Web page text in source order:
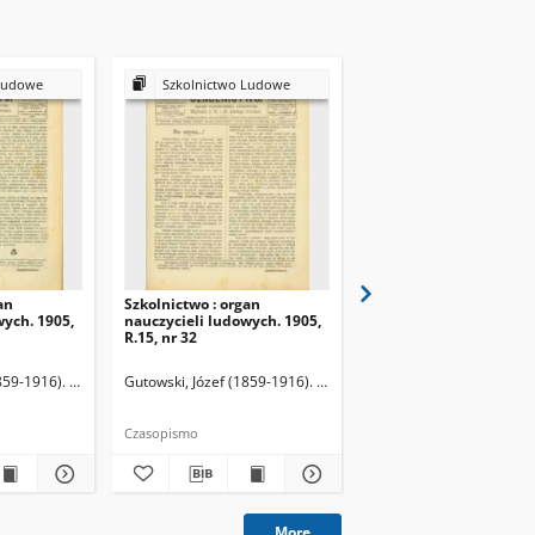
1905,
1916). Redaktor
Szkolnictwo Ludowe
Szkolnictwo : organ
nauczycieli ludowych. 1905,
R.15, nr 32
Gutowski, Józef (1859-1916). Redaktor
Czasopismo